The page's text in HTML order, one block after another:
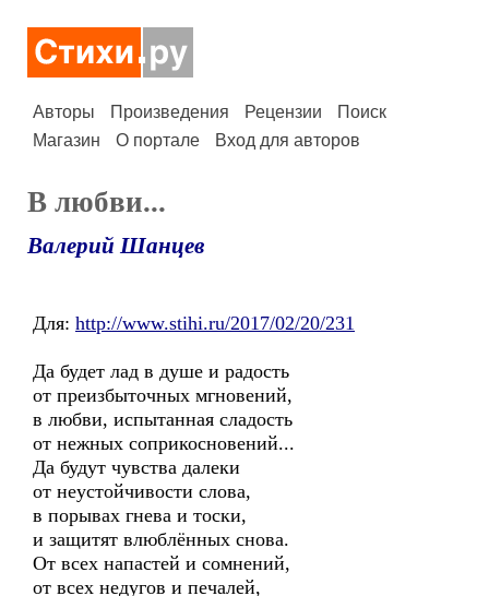
Авторы Произведения Рецензии
Поиск
Магазин
О портале Вход для авторов
В любви...
Валерий Шанцев
Для: http://www.stihi.ru/2017/02/20/231
Да будет лад в душе и радость
от преизбыточных мгновений,
в любви, испытанная сладость
от нежных соприкосновений...
Да будут чувства далеки
от неустойчивости слова,
в порывах гнева и тоски,
и защитят влюблённых снова.
От всех напастей и сомнений,
от всех недугов и печалей,